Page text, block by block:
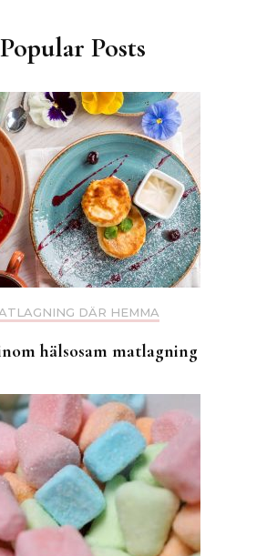
Popular Posts
DÄR HEMMA
hälsosam matlagning